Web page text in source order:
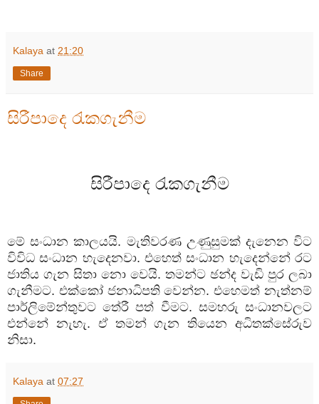
Kalaya at 21:20
Share
සිරීපාදෙ රැකගැනීම
සිරීපාදෙ රැකගැනීම
මේ සංධාන කාලයයි. මැතිවරණ උණුසුමක් දැනෙන විට
විවිධ සංධාන හැදෙනවා.එහෙත් සංධාන හැදෙන්නේ රට
ජාතිය ගැන සිතා නො වෙයි. තමන්ට ඡන්ද වැඩි පුර ලබා
ගැනීමට. එක්කෝ ජනාධිපති වෙන්න.එහෙමත් නැත්නම්
පාර්ලිමේන්තුවට තේරී පත් වීමට. සමහරු සංධානවලට
එන්නේ නැහැ. ඒ තමන් ගැන තියෙන
අධිතක්සේරුව
නිසා.
Kalaya at 07:27